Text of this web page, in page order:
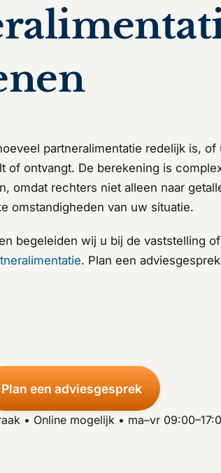
partneralimentatie redelijk is, of
of ontvangt. De berekening is
omdat rechters niet alleen naar
omstandigheden van uw situatie.
begeleiden wij u bij de vaststelling of
. Plan een
Plan een adviesgesprek
• Online mogelijk • ma–vr